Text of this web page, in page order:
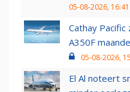
05-08-2026, 16:41
Cathay
A350F
05-08-2026,
El Al noteert